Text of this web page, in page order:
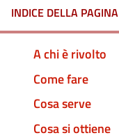
INDICE DELLA PAGINA
A chi è rivolto
Come fare
Cosa serve
Cosa si ottiene